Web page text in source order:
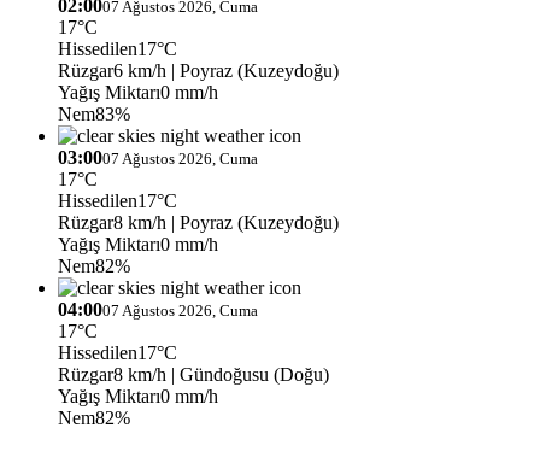
02:0007 Ağustos 2026, Cuma
17°C
Hissedilen17°C
Rüzgar6 km/h | Poyraz (Kuzeydoğu)
Yağış Miktarı0 mm/h
Nem83%
03:0007 Ağustos 2026, Cuma
17°C
Hissedilen17°C
Rüzgar8 km/h | Poyraz (Kuzeydoğu)
Yağış Miktarı0 mm/h
Nem82%
04:0007 Ağustos 2026, Cuma
17°C
Hissedilen17°C
Rüzgar8 km/h | Gündoğusu (Doğu)
Yağış Miktarı0 mm/h
Nem82%